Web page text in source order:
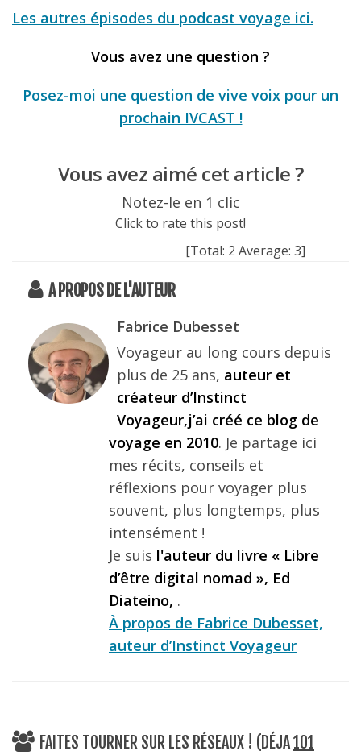
Les autres épisodes du podcast voyage ici.
Vous avez une question ?
Posez-moi une question de vive voix pour un
prochain IVCAST !
Vous avez aimé cet article ?
Notez-le en 1 clic
Click to rate this post!
[Total: 2 Average: 3]
A PROPOS DE L'AUTEUR
Fabrice Dubesset
Voyageur au long cours depuis
plus de 25 ans, auteur et
créateur d’Instinct
Voyageur,j’ai créé ce blog de
voyage en 2010. Je partage ici
mes récits, conseils et
réflexions pour voyager plus
souvent, plus longtemps, plus
intensément !
Je suis l'auteur du livre « Libre
d’être digital nomad », Ed
Diateino, .
À propos de Fabrice Dubesset,
auteur d’Instinct Voyageur
FAITES TOURNER SUR LES RÉSEAUX ! (DÉJA101